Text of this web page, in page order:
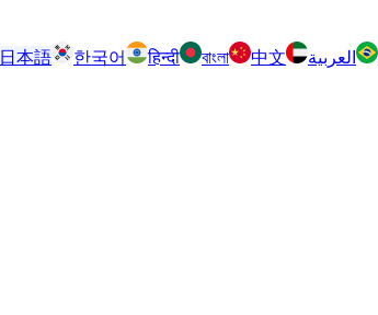
日本語 한국어 हिन्दी বাংলা 中文 العربية